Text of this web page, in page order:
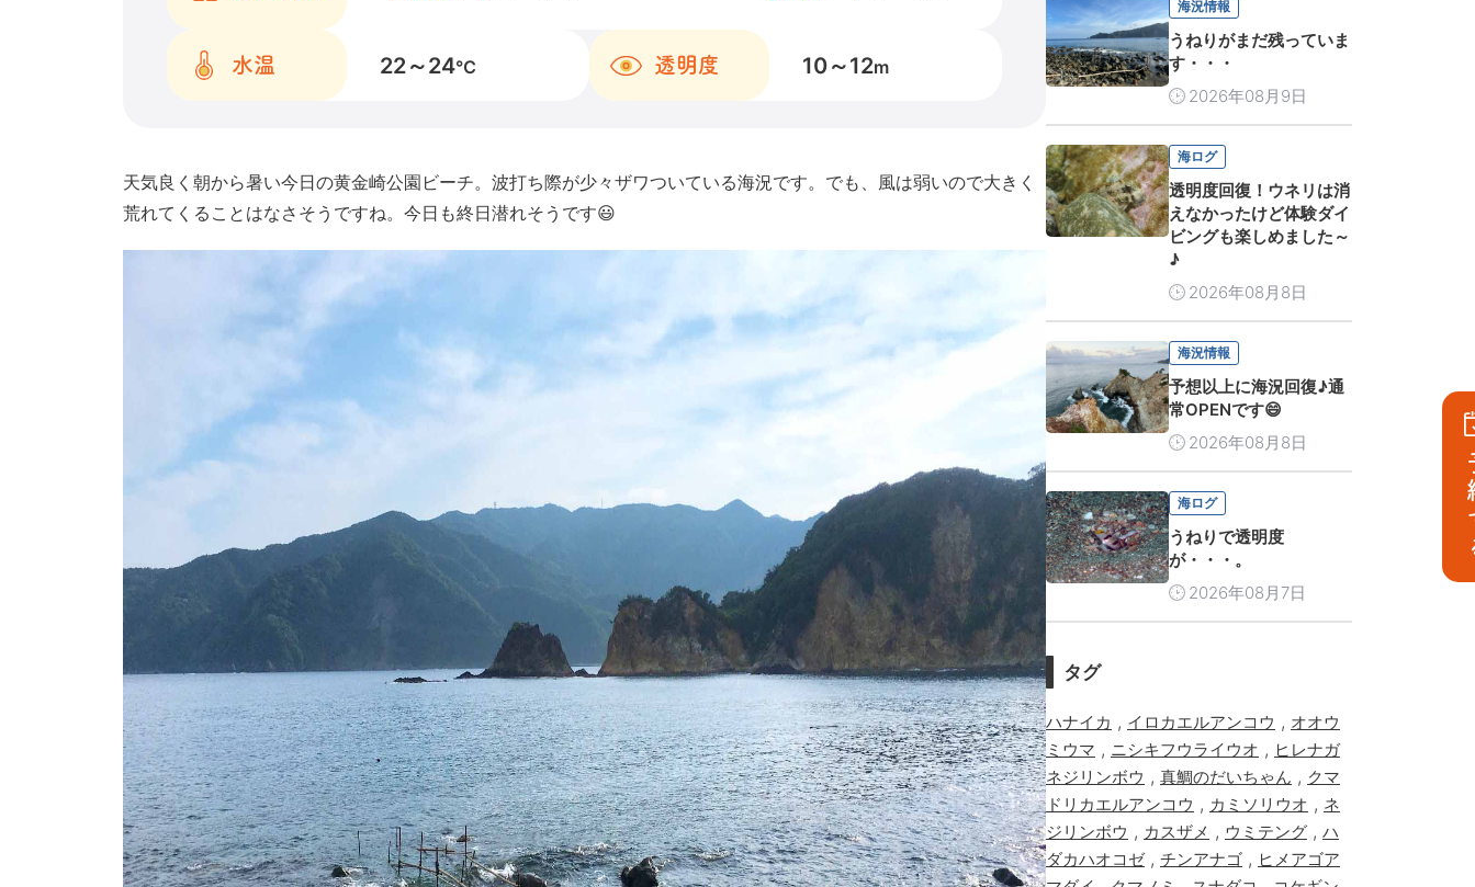
水温 22～24℃ 透明度 10～12m
天気良く朝から暑い今日の黄金崎公園ビーチ。波打ち際が少々ザワついている海況です。でも、風は弱いので大きく
荒れてくることはなさそうですね。今日も終日潜れそうです😃
海況情報
うねりがまだ残っていま
す・・・
2026年08月9日
海ログ
透明度回復！ウネリは消
えなかったけど体験ダイ
ビングも楽しめました～
♪
2026年08月8日
海況情報
予想以上に海況回復♪通
常OPENです😄
2026年08月8日
海ログ
うねりで透明度
が・・・。
2026年08月7日
タグ
ハナイカ , イロカエルアンコウ , オオウ
ミウマ , ニシキフウライウオ , ヒレナガ
ネジリンボウ , 真鯛のだいちゃん , クマ
ドリカエルアンコウ , カミソリウオ , ネ
ジリンボウ , カスザメ , ウミテング , ハ
ダカハオコゼ, チンアナゴ , ヒメアゴア